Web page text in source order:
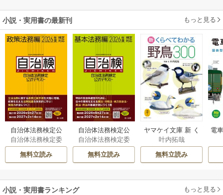
小説・実用書の最新刊 もっと見る
自治体法務検定公
式テキスト 政策
法務編 ２０２６
年度検定対応 1巻
自治体法務検定委
員会
無料立読み
自治体法務検定公
式テキスト 基本
法務編 ２０２６
年度検定対応 1巻
自治体法務検定委
員会
無料立読み
ヤマケイ文庫 新 く
らべてわかる野鳥3
00 1巻
叶内拓哉
無料立読み
電
小説・実用書ランキング もっと見る